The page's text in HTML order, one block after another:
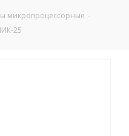
микропроцессорные -
25